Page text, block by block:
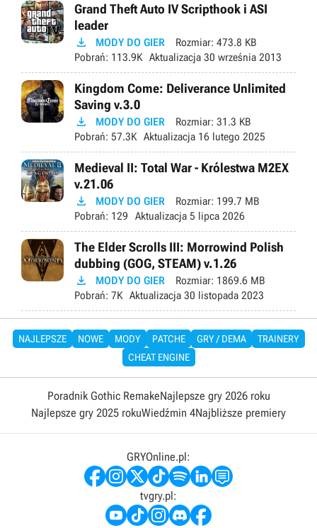
Grand Theft Auto IV Scripthook i ASI
leader
 MODY DO GIER Rozmiar: 473.8 KB
Pobrań: 113.9K Aktualizacja 30 września 2013
Kingdom Come: Deliverance Unlimited
Saving v.3.0
 MODY DO GIER Rozmiar: 31.3 KB
Pobrań: 57.3K Aktualizacja 16 lutego 2025
Medieval II: Total War - Królestwa M2EX
v.21.06
 MODY DO GIER Rozmiar: 199.7 MB
Pobrań: 129 Aktualizacja 5 lipca 2026
The Elder Scrolls III: Morrowind Polish
dubbing (GOG, STEAM) v.1.26
 MODY DO GIER Rozmiar: 1869.6 MB
Pobrań: 7K Aktualizacja 30 listopada 2023
NAJLEPSZE NOWE MODY PATCHE GRY / DEMA
TRAINERY
CHEAT ENGINE
Poradnik Gothic RemakeNajlepsze gry 2026 roku
Najlepsze gry 2025 rokuWiedźmin 4Najbliższe premiery
GRYOnline.pl:
tvgry.pl: